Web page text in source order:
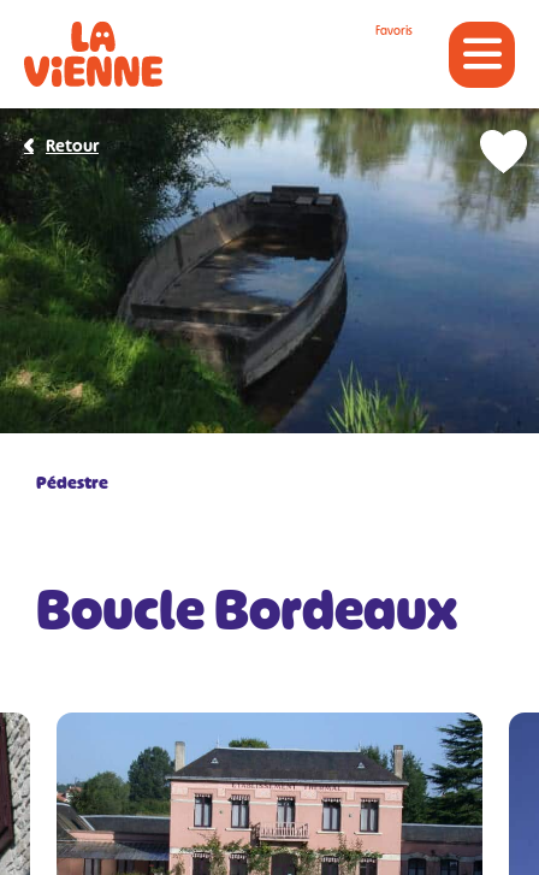
Favoris
Pédestre
Boucle Bordeaux
Retour